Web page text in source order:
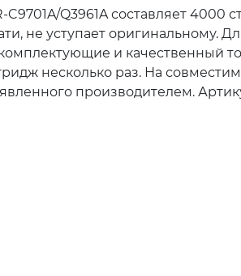
C9701A/Q3961A составляет
не уступает оригинальному.
и качественный
несколько раз. На
производителем.